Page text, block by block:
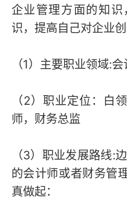
企业管理方面的知
识，提高自己对企业
（1）主要职业领域:会
（2）职业定位：白
师，财务总监
（3）职业发展路线:
的会计师或者财务管
真做起：